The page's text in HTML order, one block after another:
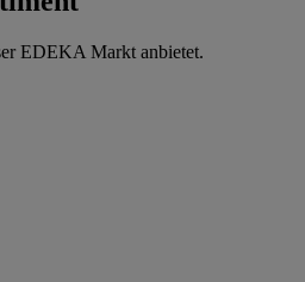
EDEKA Markt anbietet.